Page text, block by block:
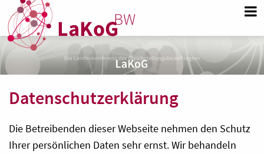
Datenschutzerklärung
Die Betreibenden dieser Webseite nehmen den Schutz
Ihrer persönlichen Daten sehr ernst. Wir behandeln